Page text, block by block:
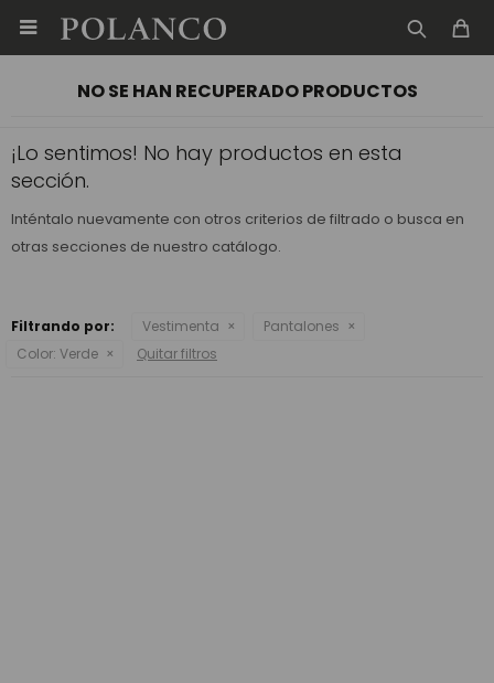

NO SE HAN RECUPERADO PRODUCTOS
¡Lo sentimos! No hay productos en esta
sección.
Inténtalo nuevamente con otros criterios de filtrado o busca en
otras secciones de nuestro catálogo.
Filtrando por: Vestimenta
Pantalones
Color: Verde Quitar filtros